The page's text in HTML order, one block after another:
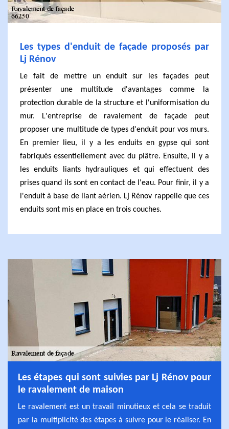
Les types d'enduit de façade proposés par
Lj Rénov
Le fait de mettre un enduit sur les façades peut
présenter une multitude d'avantages comme la
protection durable de la structure et l'uniformisation du
mur. L'entreprise de ravalement de façade peut
proposer une multitude de types d'enduit pour vos murs.
En premier lieu, il y a les enduits en gypse qui sont
fabriqués essentiellement avec du plâtre. Ensuite, il y a
les enduits liants hydrauliques et qui effectuent des
prises quand ils sont en contact de l'eau. Pour finir, il y a
l'enduit à base de liant aérien. Lj Rénov rappelle que ces
enduits sont mis en place en trois couches.
Les étapes qui sont suivies par Lj Rénov pour
le ravalement de maison
Le ravalement est un travail minutieux et cela se traduit
par la multiplicité des étapes à suivre pour le réaliser. En